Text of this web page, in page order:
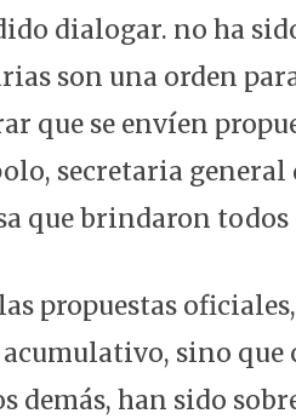
dialogar. no ha
son una orden
que se envíen
secretaria general
que brindaron
propuestas
sino que
demás, han sido